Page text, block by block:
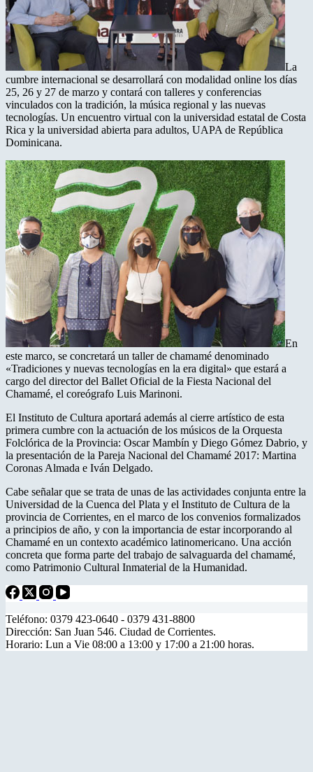
La
cumbre internacional se desarrollará con modalidad online los días
25, 26 y 27 de marzo y contará con talleres y conferencias
vinculados con la tradición, la música regional y las nuevas
tecnologías. Un encuentro virtual con la universidad estatal de Costa
Rica y la universidad abierta para adultos, UAPA de República
Dominicana.
En
este marco, se concretará un taller de chamamé denominado
«Tradiciones y nuevas tecnologías en la era digital» que estará a
cargo del director del Ballet Oficial de la Fiesta Nacional del
Chamamé, el coreógrafo Luis Marinoni.
El Instituto de Cultura aportará además al cierre artístico de esta
primera cumbre con la actuación de los músicos de la Orquesta
Folclórica de la Provincia: Oscar Mambín y Diego Gómez Dabrio, y
la presentación de la Pareja Nacional del Chamamé 2017: Martina
Coronas Almada e Iván Delgado.
Cabe señalar que se trata de unas de las actividades conjunta entre la
Universidad de la Cuenca del Plata y el Instituto de Cultura de la
provincia de Corrientes, en el marco de los convenios formalizados
a principios de año, y con la importancia de estar incorporando al
Chamamé en un contexto académico latinomericano. Una acción
concreta que forma parte del trabajo de salvaguarda del chamamé,
como Patrimonio Cultural Inmaterial de la Humanidad.
Teléfono: 0379 423-0640 - 0379 431-8800
Dirección: San Juan 546. Ciudad de Corrientes.
Horario: Lun a Vie 08:00 a 13:00 y 17:00 a 21:00 horas.